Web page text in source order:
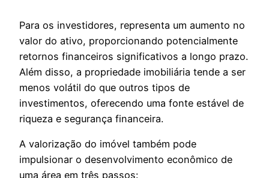
Para os investidores, representa um aumento no
valor do ativo, proporcionando potencialmente
retornos financeiros significativos a longo prazo.
Além disso, a propriedade imobiliária tende a ser
menos volátil do que outros tipos de
investimentos, oferecendo uma fonte estável de
riqueza e segurança financeira.
A valorização do imóvel também pode
impulsionar o desenvolvimento econômico de
uma área em três passos: